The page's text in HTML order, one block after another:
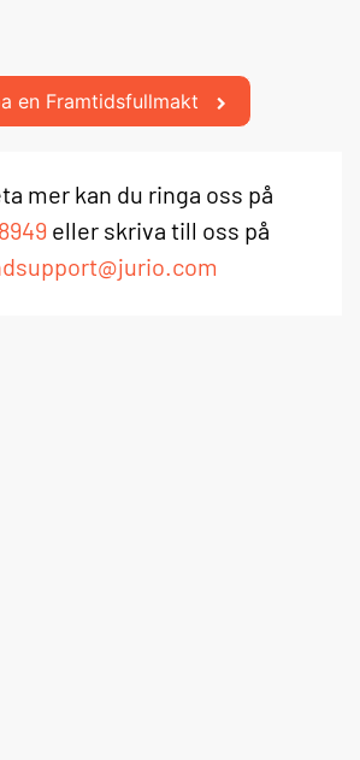
en Framtidsfullmakt
mer kan du ringa oss på
eller skriva till oss på